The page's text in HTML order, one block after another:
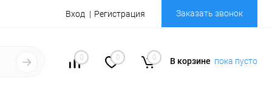
Вход Регистрация Заказать звонок
0 0 0 В корзине пока пусто